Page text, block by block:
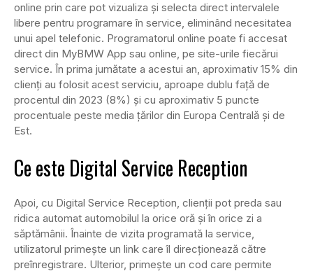
online prin care pot vizualiza şi selecta direct intervalele
libere pentru programare în service, eliminând necesitatea
unui apel telefonic. Programatorul online poate fi accesat
direct din MyBMW App sau online, pe site-urile fiecărui
service. În prima jumătate a acestui an, aproximativ 15% din
clienţi au folosit acest serviciu, aproape dublu faţă de
procentul din 2023 (8%) şi cu aproximativ 5 puncte
procentuale peste media ţărilor din Europa Centrală şi de
Est.
Ce este Digital Service Reception
Apoi, cu Digital Service Reception, clienţii pot preda sau
ridica automat automobilul la orice oră şi în orice zi a
săptămânii. Înainte de vizita programată la service,
utilizatorul primeşte un link care îl direcţionează către
preînregistrare. Ulterior, primeşte un cod care permite